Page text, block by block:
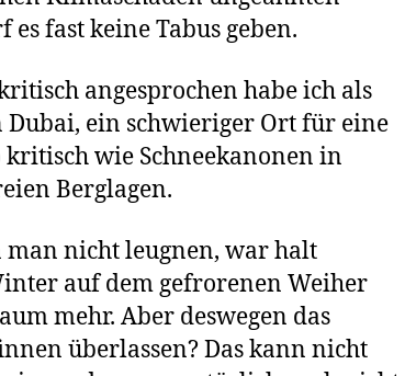
fast keine Tabus geben.
angesprochen habe ich als
Dubai, ein schwieriger Ort für eine
wie Schneekanonen in
Berglagen.
man nicht leugnen, war halt
auf dem gefrorenen Weiher
mehr. Aber deswegen das
überlassen? Das kann nicht